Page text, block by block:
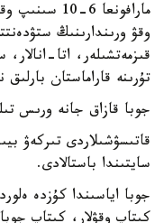
مارافونعا
وقۋ ورىندارىنىڭ
قىزمەتشىلەر، اتا-
تۇرىنە قاراماستان
جوبا قازاق جانە ورىس
قاتىسۋشىلاردى تىركەۋ
سايتىندا باستالادى.
جوبا اياسىندا كۇزدە